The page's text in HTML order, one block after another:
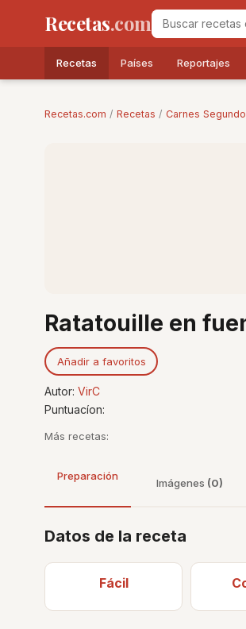
Recetas.com
Recetas Países Reportajes
Recetas.com / Recetas / Carnes
Ratatouille en
Añadir a favoritos
Autor: VirC
Puntuacíon:
Más recetas:
Preparación
Imágenes (0)
Datos de la receta
Fácil